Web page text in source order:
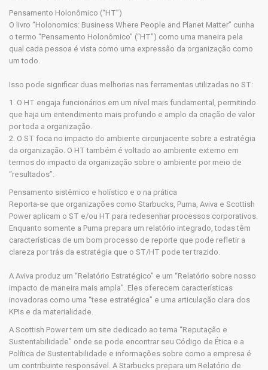
Pensamento Holonômico (“HT”)
O livro “Holonomics: Business Where People and Planet Matter” cunha
o termo “Pensamento Holonômico” (“HT”) como uma maneira pela
qual cada pessoa é vista como uma expressão da organização como
um todo.
Isso pode significar duas melhorias nas ferramentas utilizadas no ST:
1. O HT engaja funcionários em um nível mais fundamental, permitindo
que haja um entendimento mais profundo e amplo da criação de valor
por toda a organização.
2. O ST foca no impacto do ambiente circunjacente sobre a estratégia
da organização. O HT também é voltado ao ambiente externo em
termos do impacto da organização sobre o ambiente por meio de
“resultados”.
Pensamento sistêmico e holístico e o na prática
Reporta-se que organizações como Starbucks, Puma, Aviva e Scottish
Power aplicam o ST e/ou HT para redesenhar processos corporativos.
Enquanto somente a Puma prepara um relatório integrado, todas têm
características de um bom processo de reporte que pode refletir a
clareza por trás da estratégia que o ST/HT pode ter trazido.
A Aviva produz um “Relatório Estratégico” e um “Relatório sobre nosso
impacto de maneira mais ampla”. Eles oferecem características
inovadoras como uma “tese estratégica” e uma articulação clara dos
KPIs e da materialidade.
A Scottish Power tem um site dedicado ao tema “Reputação e
Sustentabilidade” onde se pode encontrar seu Código de Ética e a
Política de Sustentabilidade e informações sobre como a empresa é
um contribuinte responsável. A Starbucks prepara um Relatório de